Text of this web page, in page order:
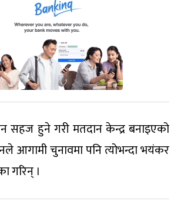
सहज हुने गरी मतदान केन्द्र बनाइएको
आगामी चुनावमा पनि त्योभन्दा भयंकर
गरिन् ।